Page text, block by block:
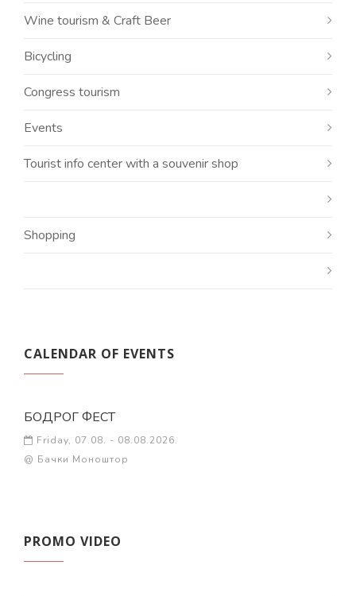
Wine tourism & Craft Beer
Bicycling
Congress tourism
Events
Tourist info center with a souvenir shop
Shopping
CALENDAR OF EVENTS
БОДРОГ ФЕСТ
Friday, 07.08. - 08.08.2026.
@ Бачки Моноштор
PROMO VIDEO